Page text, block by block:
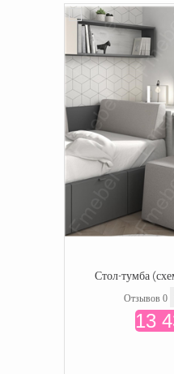
Стол-тумба
Отзывов 0
13